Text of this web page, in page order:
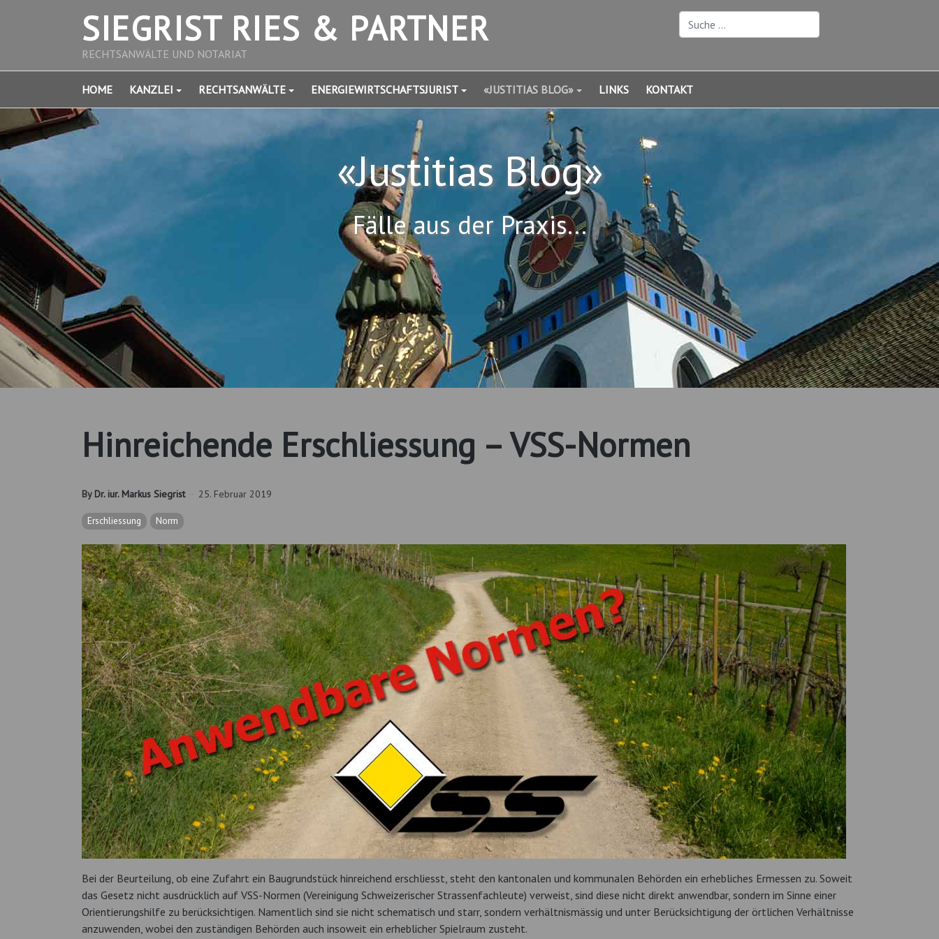
SIEGRIST RIES & PARTNER
RECHTSANWÄLTE UND NOTARIAT
Suchen
HOME KANZLEI RECHTSANWÄLTE ENERGIEWIRTSCHAFTSJURIST «JUSTITIAS BLOG» LINKS KONTAKT
«Justitias Blog»
Fälle aus der Praxis...
Hinreichende Erschliessung – VSS-Normen
By Dr. iur. Markus Siegrist 25. Februar 2019
Erschliessung Norm
Bei der Beurteilung, ob eine Zufahrt ein Baugrundstück hinreichend erschliesst, steht den kantonalen und kommunalen Behörden ein erhebliches Ermessen zu. Soweit
das Gesetz nicht ausdrücklich auf VSS-Normen (Vereinigung Schweizerischer Strassenfachleute) verweist, sind diese nicht direkt anwendbar, sondern im Sinne einer
Orientierungshilfe zu berücksichtigen. Namentlich sind sie nicht schematisch und starr, sondern verhältnismässig und unter Berücksichtigung der örtlichen Verhältnisse
anzuwenden, wobei den zuständigen Behörden auch insoweit ein erheblicher Spielraum zusteht.